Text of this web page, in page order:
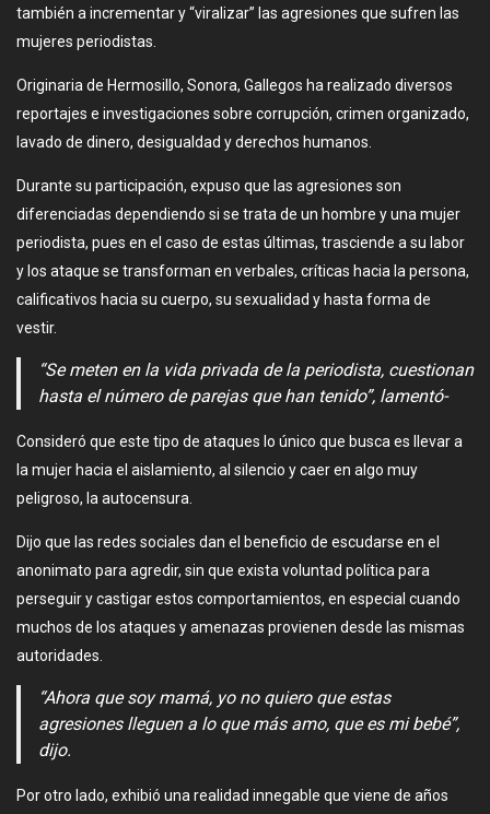
también a incrementar y “viralizar” las agresiones que sufren las
mujeres periodistas.
Originaria de Hermosillo, Sonora, Gallegos ha realizado diversos
reportajes e investigaciones sobre corrupción, crimen organizado,
lavado de dinero, desigualdad y derechos humanos.
Durante su participación, expuso que las agresiones son
diferenciadas dependiendo si se trata de un hombre y una mujer
periodista, pues en el caso de estas últimas, trasciende a su labor
y los ataque se transforman en verbales, críticas hacia la persona,
calificativos hacia su cuerpo, su sexualidad y hasta forma de
vestir.
“Se meten en la vida privada de la periodista, cuestionan
hasta el número de parejas que han tenido”, lamentó-
Consideró que este tipo de ataques lo único que busca es llevar a
la mujer hacia el aislamiento, al silencio y caer en algo muy
peligroso, la autocensura.
Dijo que las redes sociales dan el beneficio de escudarse en el
anonimato para agredir, sin que exista voluntad política para
perseguir y castigar estos comportamientos, en especial cuando
muchos de los ataques y amenazas provienen desde las mismas
autoridades.
“Ahora que soy mamá, yo no quiero que estas
agresiones lleguen a lo que más amo, que es mi bebé”,
dijo.
Por otro lado, exhibió una realidad innegable que viene de años